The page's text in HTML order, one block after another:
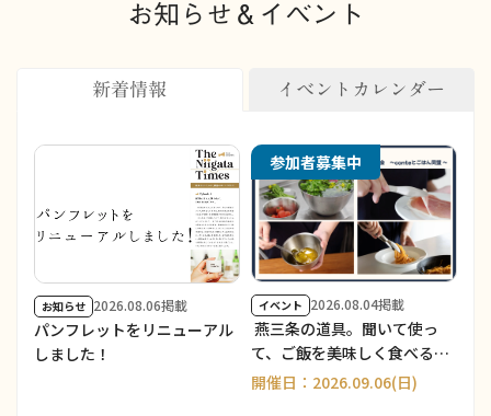
お知らせ＆イベント
新着情報 イベントカレンダー
お知らせ 2026.08.06掲載
パンフレットをリニューアル
しました！
参加者募集中
イベント 2026.08.04掲載
燕三条の道具。聞いて使っ
て、ご飯を美味しく食べる
会 ～ conte と ごはん同盟
開催日：2026.09.06(日)